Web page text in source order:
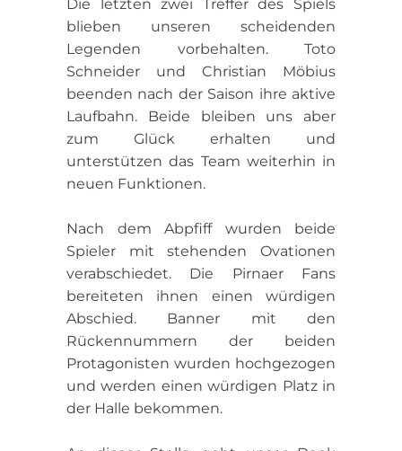
Die letzten zwei Treffer des Spiels
blieben unseren scheidenden
Legenden vorbehalten. Toto
Schneider und Christian Möbius
beenden nach der Saison ihre aktive
Laufbahn. Beide bleiben uns aber
zum Glück erhalten und
unterstützen das Team weiterhin in
neuen Funktionen.
Nach dem Abpfiff wurden beide
Spieler mit stehenden Ovationen
verabschiedet. Die Pirnaer Fans
bereiteten ihnen einen würdigen
Abschied. Banner mit den
Rückennummern der beiden
Protagonisten wurden hochgezogen
und werden einen würdigen Platz in
der Halle bekommen.